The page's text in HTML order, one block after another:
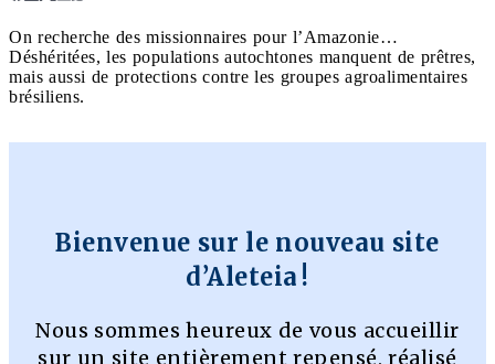
On recherche des missionnaires pour l’Amazonie…
Déshéritées, les populations autochtones manquent de prêtres,
mais aussi de protections contre les groupes agroalimentaires
brésiliens.
Bienvenue sur le nouveau site
d’Aleteia !
Nous sommes heureux de vous accueillir
sur un site entièrement repensé, réalisé